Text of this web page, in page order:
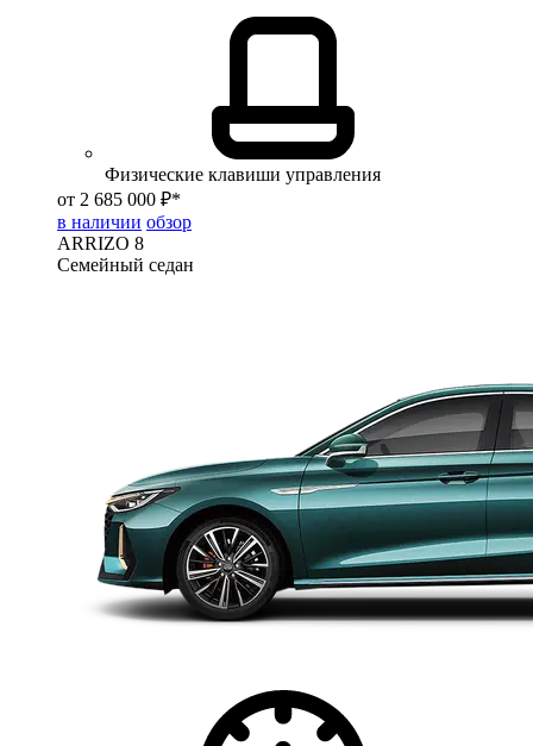
Физические клавиши управления
от 2 685 000 ₽*
в наличии обзор
ARRIZO 8
Семейный седан